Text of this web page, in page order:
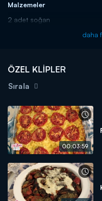
Malzemeler
2 adet soğan
3 adet domates
6 yemek kaşığı yoğurt
Karabiber
Kızartmak İçin
Sıvı yağ
daha
ÖZEL KLİPLER
Sırala
00:03:59